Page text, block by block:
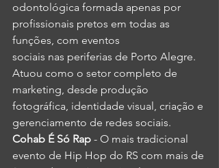
odontológica formada apenas por
profissionais pretos em todas as
funções, com eventos
sociais nas periferias de Porto Alegre.
Atuou como o setor completo de
marketing, desde produção
fotográfica, identidade visual, criação e
gerenciamento de redes sociais.
Cohab É Só Rap - O mais tradicional
evento de Hip Hop do RS com mais de